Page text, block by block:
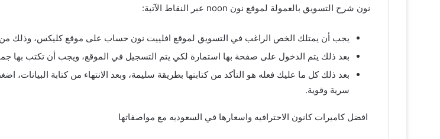
نون شرح التسويق بالعمولة لموقع نون noon عبر النقاط الآتية:
يجب أن يمتلك الخص الراغب في التسويق لموقع افلييت نون حساب على موقع كليكس، وذلك
بعد ذلك يتم الدخول على صفحة بها استمارة لكي يتم التسجيل في الموقع، ويجب أن تكتب بها
بعد ذلك كل ما عليك فعله هو التأكد من كتابتها بطريقة سليمة، وبعد الانتهاء من كتابة
سرية وقوية.
افضل كاميرات كانون الاحترافيه واسعارها في السعوديه مع مواصفاتها